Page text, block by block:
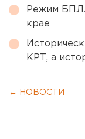
Режим
крае
КРТ, а
← НОВОСТИ